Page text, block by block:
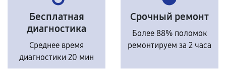
Бесплатная
диагностика
Среднее время
диагностики 20 мин
Срочный ремонт
Более 88% поломок
ремонтируем за 2 часа